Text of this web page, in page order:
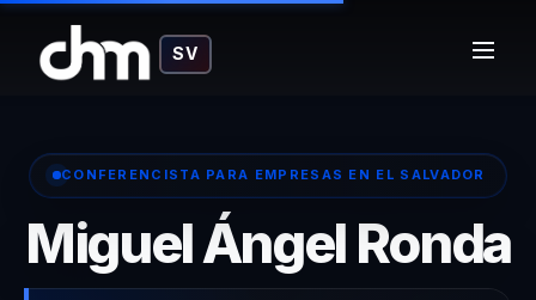
SV
CONFERENCISTA PARA EMPRESAS EN EL SALVADOR
Miguel Ángel Ronda